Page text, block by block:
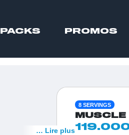
PACKS PROMOS
8 SERVINGS
MUSCLE
… Lire plus